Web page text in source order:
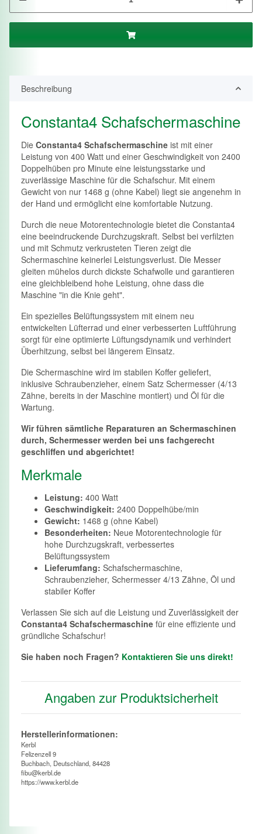
Beschreibung
Constanta4 Schafschermaschine
Die Constanta4 Schafschermaschine ist mit einer
Leistung von 400 Watt und einer Geschwindigkeit von 2400
Doppelhüben pro Minute eine leistungsstarke und
zuverlässige Maschine für die Schafschur. Mit einem
Gewicht von nur 1468 g (ohne Kabel) liegt sie angenehm in
der Hand und ermöglicht eine komfortable Nutzung.
Durch die neue Motorentechnologie bietet die Constanta4
eine beeindruckende Durchzugskraft. Selbst bei verfilzten
und mit Schmutz verkrusteten Tieren zeigt die
Schermaschine keinerlei Leistungsverlust. Die Messer
gleiten mühelos durch dickste Schafwolle und garantieren
eine gleichbleibend hohe Leistung, ohne dass die
Maschine "in die Knie geht".
Ein spezielles Belüftungssystem mit einem neu
entwickelten Lüfterrad und einer verbesserten Luftführung
sorgt für eine optimierte Lüftungsdynamik und verhindert
Überhitzung, selbst bei längerem Einsatz.
Die Schermaschine wird im stabilen Koffer geliefert,
inklusive Schraubenzieher, einem Satz Schermesser (4/13
Zähne, bereits in der Maschine montiert) und Öl für die
Wartung.
Wir führen sämtliche Reparaturen an Schermaschinen
durch, Schermesser werden bei uns fachgerecht
geschliffen und abgerichtet!
Merkmale
Leistung: 400 Watt
Geschwindigkeit: 2400 Doppelhübe/min
Gewicht: 1468 g (ohne Kabel)
Besonderheiten: Neue Motorentechnologie für
hohe Durchzugskraft, verbessertes
Belüftungssystem
Lieferumfang: Schafschermaschine,
Schraubenzieher, Schermesser 4/13 Zähne, Öl und
stabiler Koffer
Verlassen Sie sich auf die Leistung und Zuverlässigkeit der
Constanta4 Schafschermaschine für eine effiziente und
gründliche Schafschur!
Sie haben noch Fragen? Kontaktieren Sie uns direkt!
Angaben zur Produktsicherheit
Herstellerinformationen:
Kerbl
Felizenzell 9
Buchbach, Deutschland, 84428
fibu@kerbl.de
https://www.kerbl.de